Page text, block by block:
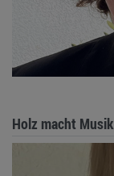
Holz macht Musik